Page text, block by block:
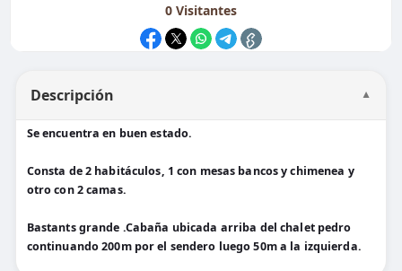
0Visitantes
Descripción ▼
Se encuentra en buen estado.
Consta de 2 habitáculos, 1 con mesas bancos y chimenea y
otro con 2 camas.
Bastants grande .Cabaña ubicada arriba del chalet pedro
continuando 200m por el sendero luego 50m a la izquierda.